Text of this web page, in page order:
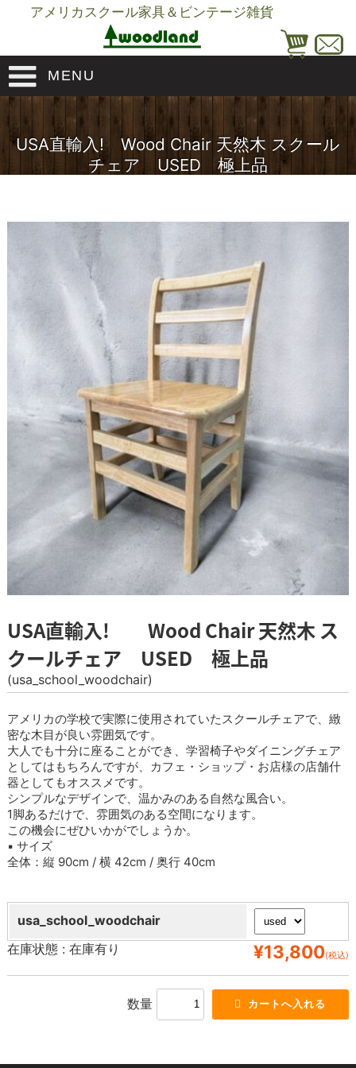
アメリカスクール家具＆ビンテージ雑貨
MENU
USA直輸入! Wood Chair 天然木 スクール
チェア USED 極上品
USA直輸入! Wood Chair 天然木 ス
クールチェア USED 極上品
(usa_school_woodchair)
アメリカの学校で実際に使用されていたスクールチェアで、緻
密な木目が良い雰囲気です。
大人でも十分に座ることができ、学習椅子やダイニングチェア
としてはもちろんですが、カフェ・ショップ・お店様の店舗什
器としてもオススメです。
シンプルなデザインで、温かみのある自然な風合い。
1脚あるだけで、雰囲気のある空間になります。
この機会にぜひいかがでしょうか。
▪ サイズ
全体：縦 90cm / 横 42cm / 奥行 40cm
usa_school_woodchair
在庫状態 : 在庫有り ¥13,800(税込)
数量